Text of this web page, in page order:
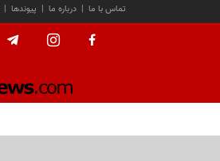
| پیوندها | درباره ما | تماس با ما